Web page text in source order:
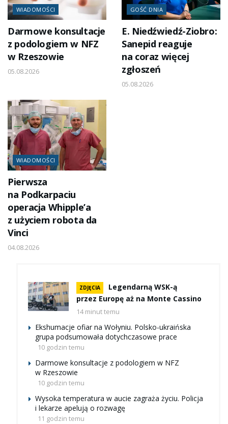
WIADOMOŚCI
Darmowe konsultacje
z podologiem w NFZ
w Rzeszowie
05.08.2026
GOŚĆ DNIA
E. Niedźwiedź-Ziobro:
Sanepid reaguje
na coraz więcej
zgłoszeń
05.08.2026
WIADOMOŚCI
Pierwsza
na Podkarpaciu
operacja Whipple’a
z użyciem robota da
Vinci
04.08.2026
ZDJĘCIA
Legendarną WSK-ą
przez Europę aż na Monte Cassino
14 minut temu
Ekshumacje ofiar na Wołyniu. Polsko-ukraińska
grupa podsumowała dotychczasowe prace
10 godzin temu
Darmowe konsultacje z podologiem w NFZ
w Rzeszowie
10 godzin temu
Wysoka temperatura w aucie zagraża życiu. Policja
i lekarze apelują o rozwagę
11 godzin temu